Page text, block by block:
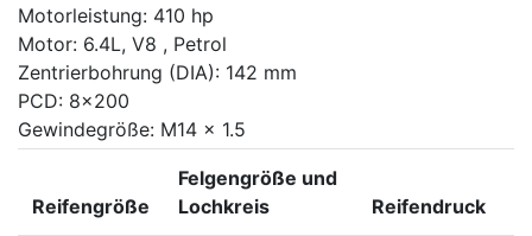
Motorleistung: 410 hp
Motor: 6.4L, V8 , Petrol
Zentrierbohrung (DIA): 142 mm
PCD: 8x200
Gewindegröße: M14 x 1.5
Reifengröße
Felgengröße und
Lochkreis
Reifendruck